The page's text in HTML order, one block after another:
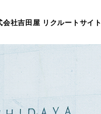
会社吉田屋 リクルートサイト